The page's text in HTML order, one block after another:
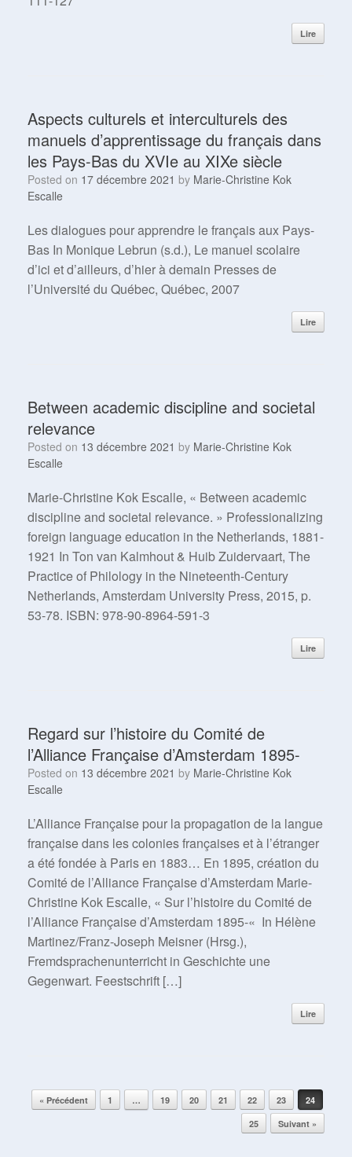
Lire
Aspects culturels et interculturels des
manuels d’apprentissage du français dans
les Pays-Bas du XVIe au XIXe siècle
Posted on 17 décembre 2021 by Marie-Christine Kok
Escalle
Les dialogues pour apprendre le français aux Pays-
Bas In Monique Lebrun (s.d.), Le manuel scolaire
d’ici et d’ailleurs, d’hier à demain Presses de
l’Université du Québec, Québec, 2007
Lire
Between academic discipline and societal
relevance
Posted on 13 décembre 2021 by Marie-Christine Kok
Escalle
Marie-Christine Kok Escalle, « Between academic
discipline and societal relevance. » Professionalizing
foreign language education in the Netherlands, 1881-
1921 In Ton van Kalmhout & Huib Zuidervaart, The
Practice of Philology in the Nineteenth-Century
Netherlands, Amsterdam University Press, 2015, p.
53-78. ISBN: 978-90-8964-591-3
Lire
Regard sur l’histoire du Comité de
l’Alliance Française d’Amsterdam 1895-
Posted on 13 décembre 2021 by Marie-Christine Kok
Escalle
L’Alliance Française pour la propagation de la langue
française dans les colonies françaises et à l’étranger
a été fondée à Paris en 1883… En 1895, création du
Comité de l’Alliance Française d’Amsterdam Marie-
Christine Kok Escalle, « Sur l’histoire du Comité de
l’Alliance Française d’Amsterdam 1895-« In Hélène
Martinez/Franz-Joseph Meisner (Hrsg.),
Fremdsprachenunterricht in Geschichte une
Gegenwart. Feestschrift […]
Lire
Post navigation
« Précédent 1 … 19 20 21 22 23
24
25
Suivant »